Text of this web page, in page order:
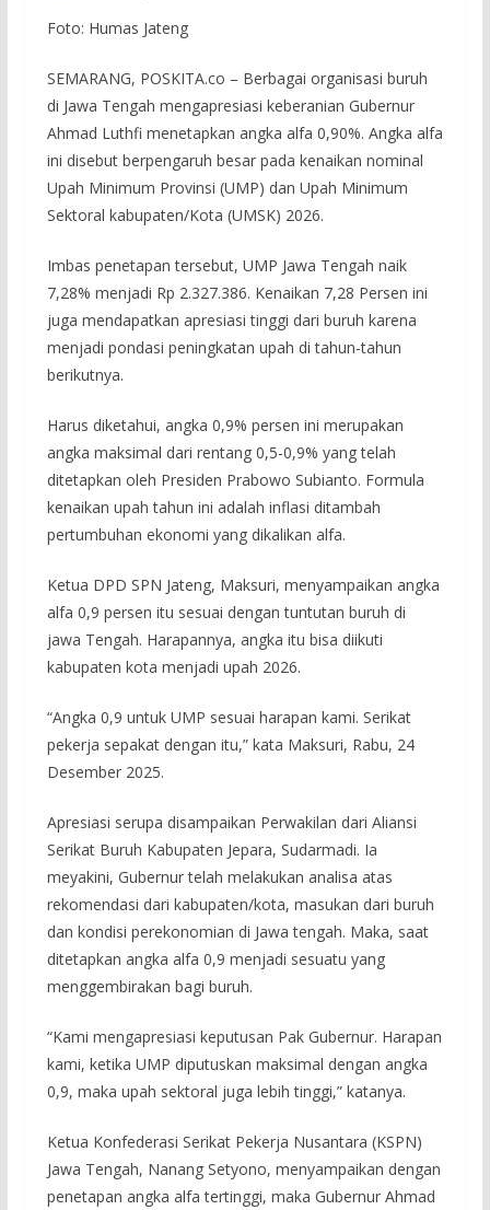
Foto: Humas Jateng
SEMARANG, POSKITA.co – Berbagai organisasi buruh
di Jawa Tengah mengapresiasi keberanian Gubernur
Ahmad Luthfi menetapkan angka alfa 0,90%. Angka alfa
ini disebut berpengaruh besar pada kenaikan nominal
Upah Minimum Provinsi (UMP) dan Upah Minimum
Sektoral kabupaten/Kota (UMSK) 2026.
Imbas penetapan tersebut, UMP Jawa Tengah naik
7,28% menjadi Rp 2.327.386. Kenaikan 7,28 Persen ini
juga mendapatkan apresiasi tinggi dari buruh karena
menjadi pondasi peningkatan upah di tahun-tahun
berikutnya.
Harus diketahui, angka 0,9% persen ini merupakan
angka maksimal dari rentang 0,5-0,9% yang telah
ditetapkan oleh Presiden Prabowo Subianto. Formula
kenaikan upah tahun ini adalah inflasi ditambah
pertumbuhan ekonomi yang dikalikan alfa.
Ketua DPD SPN Jateng, Maksuri, menyampaikan angka
alfa 0,9 persen itu sesuai dengan tuntutan buruh di
jawa Tengah. Harapannya, angka itu bisa diikuti
kabupaten kota menjadi upah 2026.
“Angka 0,9 untuk UMP sesuai harapan kami. Serikat
pekerja sepakat dengan itu,” kata Maksuri, Rabu, 24
Desember 2025.
Apresiasi serupa disampaikan Perwakilan dari Aliansi
Serikat Buruh Kabupaten Jepara, Sudarmadi. Ia
meyakini, Gubernur telah melakukan analisa atas
rekomendasi dari kabupaten/kota, masukan dari buruh
dan kondisi perekonomian di Jawa tengah. Maka, saat
ditetapkan angka alfa 0,9 menjadi sesuatu yang
menggembirakan bagi buruh.
“Kami mengapresiasi keputusan Pak Gubernur. Harapan
kami, ketika UMP diputuskan maksimal dengan angka
0,9, maka upah sektoral juga lebih tinggi,” katanya.
Ketua Konfederasi Serikat Pekerja Nusantara (KSPN)
Jawa Tengah, Nanang Setyono, menyampaikan dengan
penetapan angka alfa tertinggi, maka Gubernur Ahmad